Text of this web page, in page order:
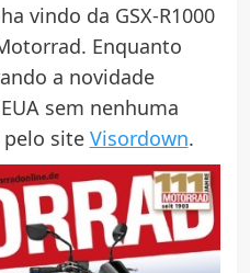
vindo da GSX-R1000
Enquanto
a novidade
sem nenhuma
site Visordown.